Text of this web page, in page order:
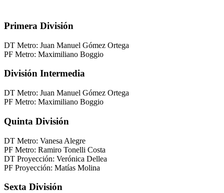
Primera División
DT Metro: Juan Manuel Gómez Ortega
PF Metro: Maximiliano Boggio
División Intermedia
DT Metro: Juan Manuel Gómez Ortega
PF Metro: Maximiliano Boggio
Quinta División
DT Metro: Vanesa Alegre
PF Metro: Ramiro Tonelli Costa
DT Proyección: Verónica Dellea
PF Proyección: Matías Molina
Sexta División